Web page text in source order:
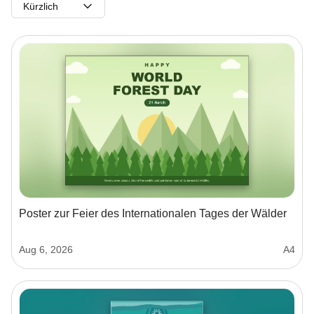
Kürzlich
Poster zur Feier des Internationalen Tages der Wälder
Aug 6, 2026 A4